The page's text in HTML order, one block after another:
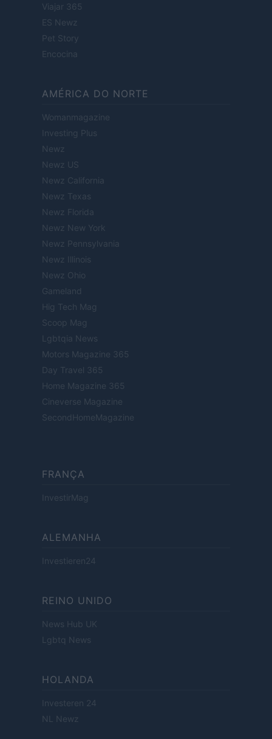
Viajar 365
ES Newz
Pet Story
Encocina
AMÉRICA DO NORTE
Womanmagazine
Investing Plus
Newz
Newz US
Newz California
Newz Texas
Newz Florida
Newz New York
Newz Pennsylvania
Newz Illinois
Newz Ohio
Gameland
Hig Tech Mag
Scoop Mag
Lgbtqia News
Motors Magazine 365
Day Travel 365
Home Magazine 365
Cineverse Magazine
SecondHomeMagazine
FRANÇA
InvestirMag
ALEMANHA
Investieren24
REINO UNIDO
News Hub UK
Lgbtq News
HOLANDA
Investeren 24
NL Newz